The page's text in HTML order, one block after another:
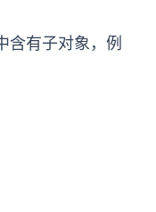
含有子对象，例